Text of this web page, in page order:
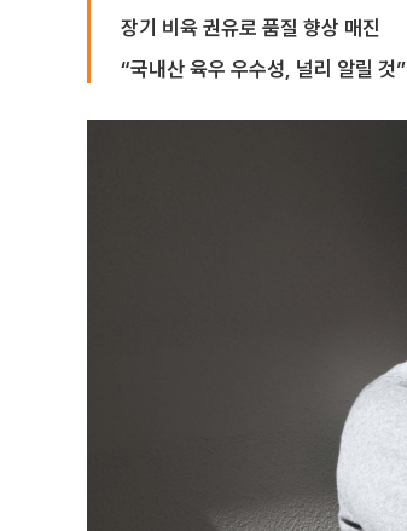
장기 비육 권유로 품질 향상 매진
“국내산 육우 우수성, 널리 알릴 것”